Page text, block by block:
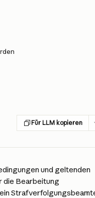
Für LLM kopieren
und geltenden
die Bearbeitung
ein